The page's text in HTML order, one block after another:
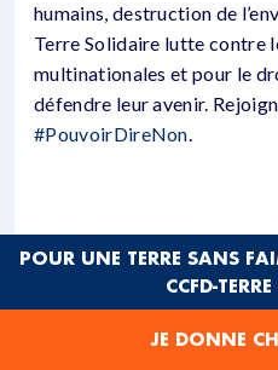
humains, destruction de
Terre Solidaire lutte contre
multinationales et pour le
défendre leur avenir.
#PouvoirDireNon.
POUR UNE TERRE SANS
CCFD-
JE DONNE